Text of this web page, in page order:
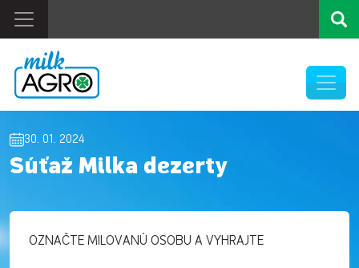
30. 01. 2024
Súťaž Milka dezerty
OZNAČTE MILOVANÚ OSOBU A VYHRAJTE